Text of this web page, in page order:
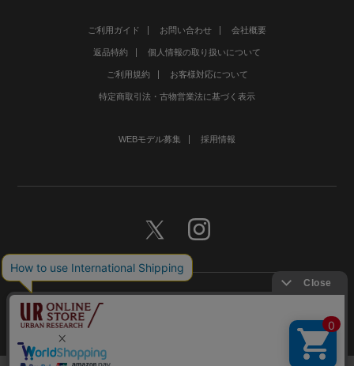
ご利用ガイド お問い合わせ 会社概要
返品特約 個人情報の取り扱いについて
ご利用規約 お客様対応について
特定商取引法・古物営業法に基づく表示
WEBモデル募集 採用情報